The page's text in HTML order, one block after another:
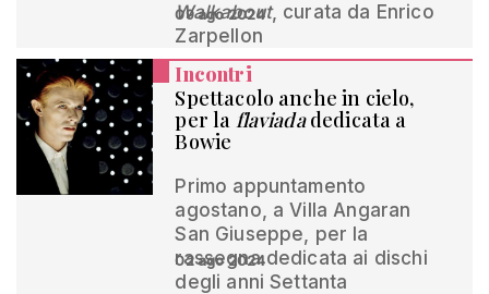
Walkabout, curata da Enrico
Zarpellon
09 ago 2024
Incontri
Spettacolo anche in cielo,
per la flaviadadedicata a
Bowie
Primo appuntamento
agostano, a Villa Angaran
San Giuseppe, per la
rassegna dedicata ai dischi
degli anni Settanta
02 ago 2024